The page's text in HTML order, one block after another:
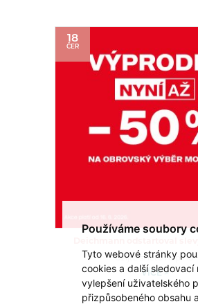
Používáme soubory
Tyto webové stránky
cookies a další sledovací
vylepšení uživatelského
přizpůsobeného obsahu
18
ČER
Užijte si léto naplno!
VÍCE >